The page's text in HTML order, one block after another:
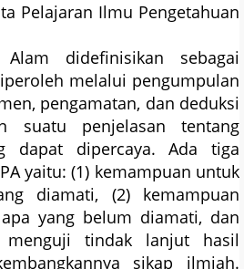
Pelajaran Ilmu Pengetahuan
didefinisikan sebagai
melalui pengumpulan
pengamatan, dan deduksi
suatu penjelasan tentang
dapat dipercaya. Ada tiga
yaitu: (1) kemampuan untuk
diamati, (2) kemampuan
yang belum diamati, dan
menguji tindak lanjut hasil
sikap ilmiah.